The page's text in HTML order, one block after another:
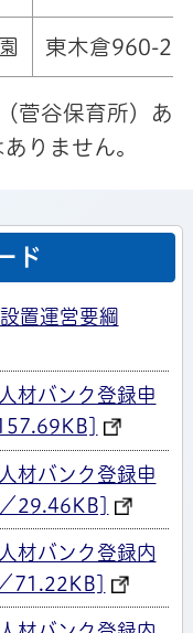
東木倉960-2
菅谷保育所）あ
りません。
ド
置運営要綱
材バンク登録申
材バンク登録申
29.46KB]
材バンク登録内
71.22KB]